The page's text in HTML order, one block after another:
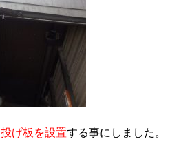
投げ板を設置する事にしました。